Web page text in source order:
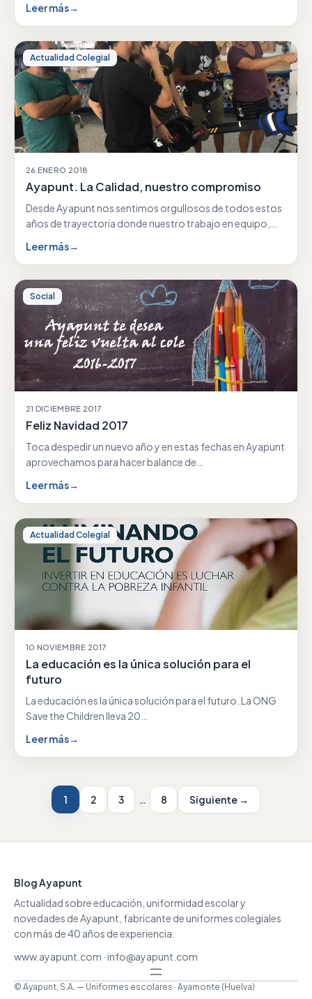
Leer más→
Actualidad Colegial
26 ENERO 2018
Ayapunt. La Calidad, nuestro compromiso
Desde Ayapunt nos sentimos orgullosos de todos estos
años de trayectoria donde nuestro trabajo en equipo,
Leer más→
Social
21 DICIEMBRE 2017
Feliz Navidad 2017
Toca despedir un nuevo año y en estas fechas en Ayapunt
aprovechamos para hacer balance de…
Leer más→
Actualidad Colegial
10 NOVIEMBRE 2017
La educación es la única solución para el
futuro
La educación es la única solución para el futuro. La ONG
Save the Children lleva 20…
Leer más→
1 2 3 8 Siguiente →
Blog Ayapunt
Actualidad sobre educación, uniformidad escolar y
novedades de Ayapunt, fabricante de uniformes colegiales
con más de 40 años de experiencia.
www.ayapunt.com ·info@ayapunt.com
© Ayapunt, S.A. — Uniformes escolares · Ayamonte (Huelva)